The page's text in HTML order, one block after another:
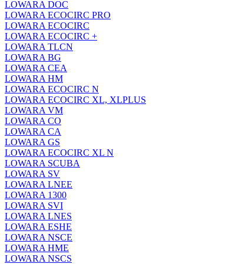
LOWARA DOC
LOWARA ECOCIRC PRO
LOWARA ECOCIRC
LOWARA ECOCIRC +
LOWARA TLCN
LOWARA BG
LOWARA CEA
LOWARA HM
LOWARA ECOCIRC N
LOWARA ECOCIRC XL, XLPLUS
LOWARA VM
LOWARA CO
LOWARA CA
LOWARA GS
LOWARA ECOCIRC XL N
LOWARA SCUBA
LOWARA SV
LOWARA LNEE
LOWARA 1300
LOWARA SVI
LOWARA LNES
LOWARA ESHE
LOWARA NSCE
LOWARA HME
LOWARA NSCS